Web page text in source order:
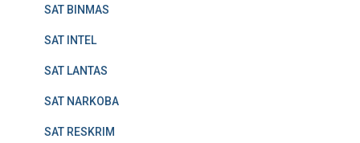
SAT BINMAS
SAT INTEL
SAT LANTAS
SAT NARKOBA
SAT RESKRIM